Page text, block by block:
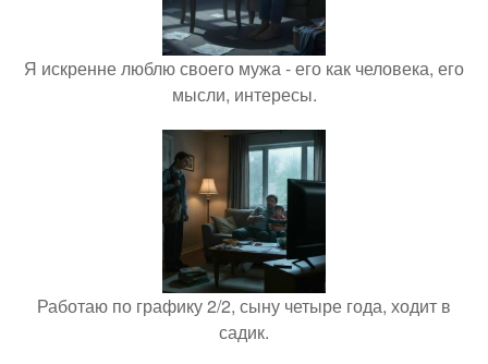
Я искренне люблю своего мужа - его как человека, его
мысли, интересы.
Работаю по графику 2/2, сыну четыре года, ходит в
садик.